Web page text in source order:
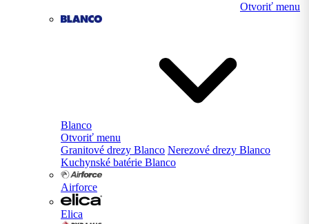
Otvoriť menu
Blanco
Otvoriť menu
Granitové drezy Blanco Nerezové drezy Blanco
Kuchynské batérie Blanco
Airforce
Elica